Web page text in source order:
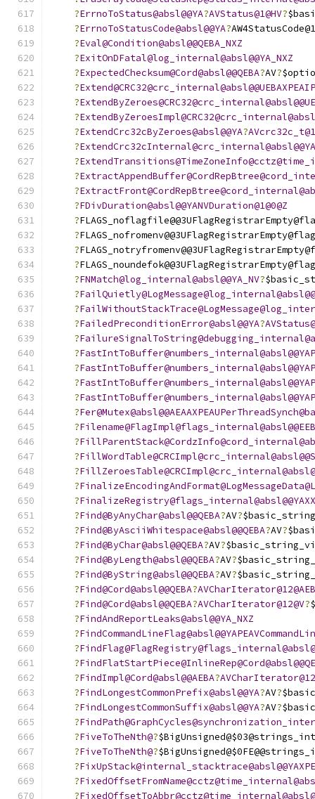
?ErrnoToStatus@absl@@YA?AVStatus@1@HV?
?ErrnoToStatusCode@absl@@YA?
?Eval@Condition@absl@@QEBA_NXZ
?ExitOnDFatal@log_internal@absl@@YA_NXZ
?ExpectedChecksum@Cord@absl@@QEBA?AV?
?
?
?
?ExtendCrc32cByZeroes@absl@@YA?
?ExtendCrc32cInternal@crc_internal@absl@@YA
?
?
?
?FDivDuration@absl@@YANVDuration@1@0@Z
?
?
?
?
?FNMatch@log_internal@absl@@YA_NV?
?
?
?FailedPreconditionError@absl@@YA?
?
?
?
?
?
?
?
?
?
?
?
?
?Find@ByAnyChar@absl@@QEBA?AV?
?Find@ByAsciiWhitespace@absl@@QEBA?AV?
?Find@ByChar@absl@@QEBA?AV?
?Find@ByLength@absl@@QEBA?AV?
?Find@ByString@absl@@QEBA?AV?
?Find@Cord@absl@@QEBA?
?Find@Cord@absl@@QEBA?AVCharIterator@12@V?
?FindAndReportLeaks@absl@@YA_NXZ
?
?
?
?FindImpl@Cord@absl@@AEBA?
?FindLongestCommonPrefix@absl@@YA?AV?
?FindLongestCommonSuffix@absl@@YA?AV?
?
?FiveToTheNth@?
?FiveToTheNth@?
?
?
?